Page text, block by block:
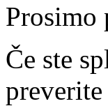
Prosimo
Če ste